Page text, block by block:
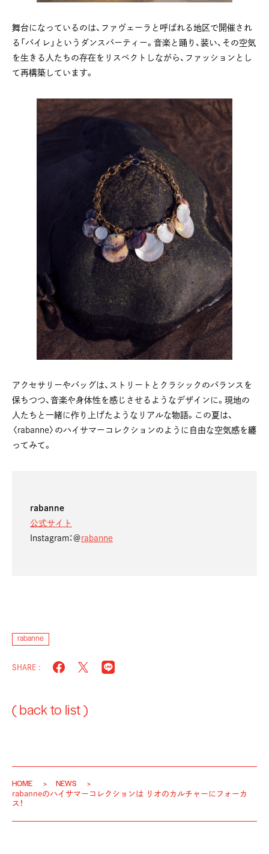
舞台になっているのは、ファヴェーラと呼ばれる地区で開催され
る「バイレ」というダンスパーティー。音楽と踊り、装い、その空気
を生きる人たちの存在をリスペクトしながら、ファッションとし
て再構築しています。
アクセサリーやバッグは、ストリートとクラシックのバランスを
保ちつつ、音楽や身体性を感じさせるようなデザインに。現地の
人たちと一緒に作り上げたようなリアルな物語。この夏は、
〈rabanne〉のハイサマーコレクションのように自由な空気感を纏
ってみて。
rabanne
公式サイト
Instagram：＠rabanne
rabanne
SHARE :
( back to list )
HOME
NEWS
rabanneのハイサマーコレクションは リオのカルチャーにフォーカ
ス！